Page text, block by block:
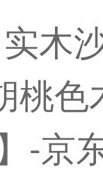
木
桃
-京